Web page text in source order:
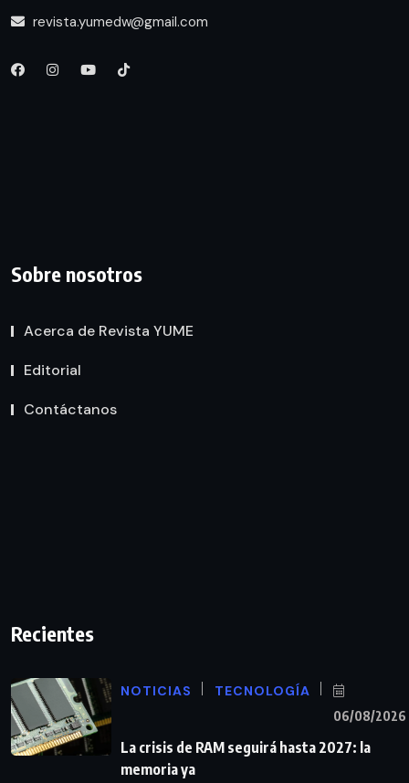
revista.yumedw@gmail.com
Sobre nosotros
Acerca de Revista YUME
Editorial
Contáctanos
Recientes
NOTICIAS TECNOLOGÍA
06/08/2026
La crisis de RAM seguirá hasta 2027: la
memoria ya